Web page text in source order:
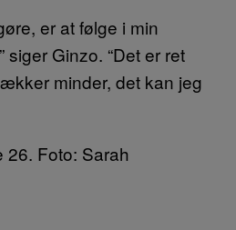
er at følge i min
siger Ginzo. “Det er ret
minder, det kan jeg